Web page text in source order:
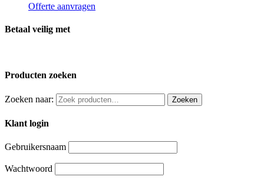
Offerte aanvragen
Betaal veilig met
Producten zoeken
Zoeken naar: Zoeken
Klant login
Gebruikersnaam
Wachtwoord